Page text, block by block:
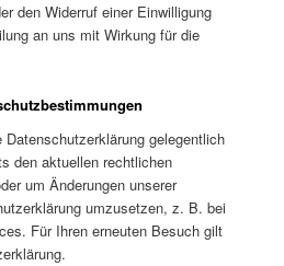
den Widerruf einer Einwilligung
an uns mit Wirkung für die
gelegentlich
den aktuellen rechtlichen
um Änderungen unserer
umzusetzen, z. B. bei
Für Ihren erneuten Besuch gilt